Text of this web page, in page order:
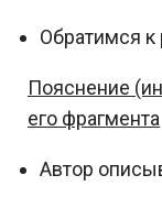
Обратимся к
Пояснение
его фрагмента
Автор